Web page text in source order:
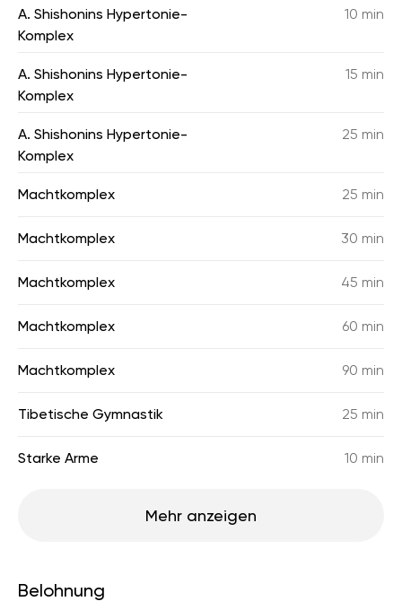
A. Shishonins Hypertonie-
Komplex
10 min
A. Shishonins Hypertonie-
Komplex
15 min
A. Shishonins Hypertonie-
Komplex
25 min
Machtkomplex 25 min
Machtkomplex 30 min
Machtkomplex 45 min
Machtkomplex 60 min
Machtkomplex 90 min
Tibetische Gymnastik 25 min
Starke Arme 10 min
Mehr anzeigen
Belohnung